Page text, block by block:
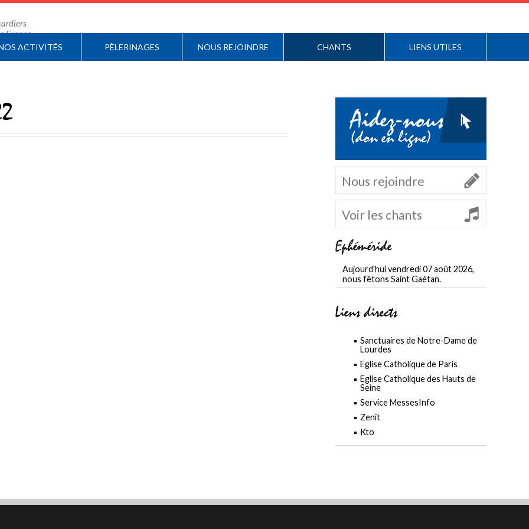
France
ACTIVITÉS PÈLERINAGES NOUS REJOINDRE CHANTS LIENS UTILES
Aidez-nous
(don en ligne)
Nous rejoindre
Voir les chants
Ephéméride
Aujourd'hui vendredi 07 août 2026,
nous fêtons Saint Gaétan.
Liens directs
Sanctuaires de Notre-Dame de
Lourdes
Eglise Catholique de Paris
Eglise Catholique des Hauts de
Seine
Service MessesInfo
Zenit
Kto